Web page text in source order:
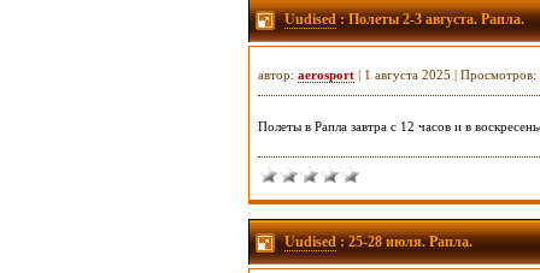
Uudised: Полеты 2-3 августа. Рапла.
автор: aerosport | 1 августа 2025 |
Полеты в Рапла завтра с 12 часов и в
Uudised: 25-28 июля. Рапла.